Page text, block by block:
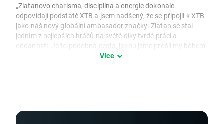
„Zlatanovo charisma, disciplína a energie dokonale
odpovídají podstatě XTB a jsem nadšený, že se připojil k XTB
jako náš nový globální ambasador značky. Zlatan se stal
jedním z nejlepších hráčů na světě díky tvrdé práci a
oddanosti. Je to podobná cesta, jakou jsme prošli my během
posledních 20 let. Z tohoto partnerství jsme opravdu nadšeni
online platformě a v mobilní aplikaci XTB. Na podzim roku
Více